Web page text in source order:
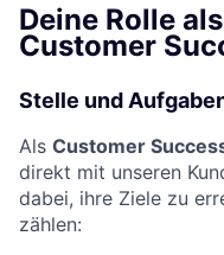
Deine Rolle als
Customer
Stelle und
Als Customer
direkt mit unseren
dabei, ihre Ziele zu
zählen: